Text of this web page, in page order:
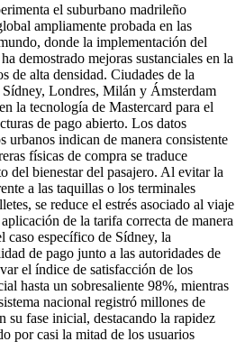
el suburbano madrileño
ampliamente probada en las
donde la implementación del
demostrado mejoras sustanciales en la
de alta densidad. Ciudades de la
Londres, Milán y Ámsterdam
la tecnología de Mastercard para el
de pago abierto. Los datos
urbanos indican de manera consistente
físicas de compra se traduce
del bienestar del pasajero. Al evitar la
a las taquillas o los terminales
se reduce el estrés asociado al viaje
de la tarifa correcta de manera
caso específico de Sídney, la
de pago junto a las autoridades de
el índice de satisfacción de los
hasta un sobresaliente 98%, mientras
nacional registró millones de
su fase inicial, destacando la rapidez
por casi la mitad de los usuarios